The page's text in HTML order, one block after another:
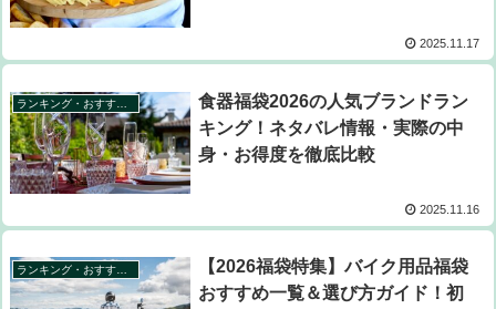
2025.11.17
ランキング・おすすめ福袋特集
食器福袋2026の人気ブランドラン
キング！ネタバレ情報・実際の中
身・お得度を徹底比較
2025.11.16
【2026福袋特集】バイク用品福袋
おすすめ一覧＆選び方ガイド！初